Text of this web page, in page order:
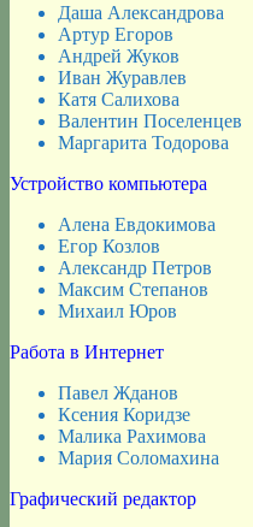
Даша Александрова
Артур Егоров
Андрей Жуков
Иван Журавлев
Катя Салихова
Валентин Поселенцев
Маргарита Тодорова
Устройство компьютера
Алена Евдокимова
Егор Козлов
Александр Петров
Максим Степанов
Михаил Юров
Работа в Интернет
Павел Жданов
Ксения Коридзе
Малика Рахимова
Мария Соломахина
Графический редактор